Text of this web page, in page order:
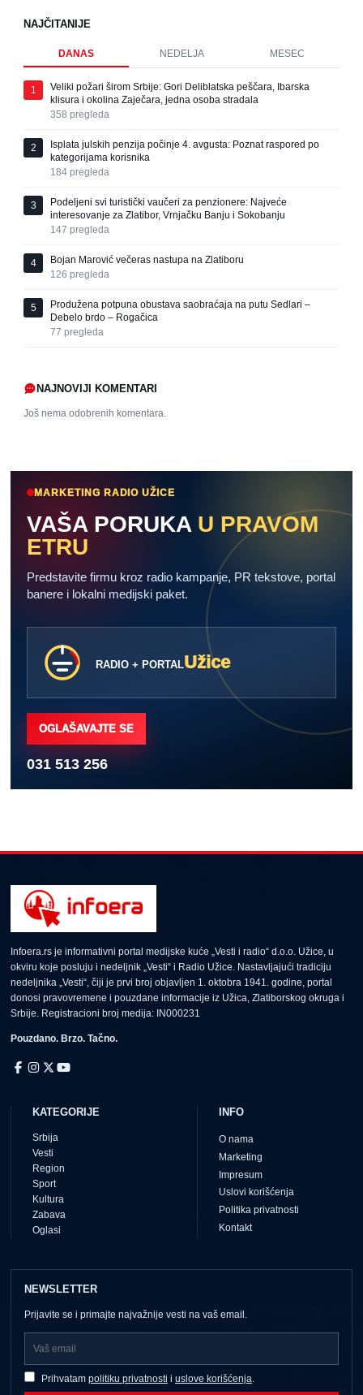
NAJČITANIJE
DANAS NEDELJA MESEC
1
Veliki požari širom Srbije: Gori Deliblatska peščara, Ibarska
klisura i okolina Zaječara, jedna osoba stradala
358 pregleda
2
Isplata julskih penzija počinje 4. avgusta: Poznat raspored po
kategorijama korisnika
184 pregleda
3
Podeljeni svi turistički vaučeri za penzionere: Najveće
interesovanje za Zlatibor, Vrnjačku Banju i Sokobanju
147 pregleda
4
Bojan Marović večeras nastupa na Zlatiboru
126 pregleda
5
Produžena potpuna obustava saobraćaja na putu Sedlari –
Debelo brdo – Rogačica
77 pregleda
NAJNOVIJI KOMENTARI
Još nema odobrenih komentara.
MARKETING RADIO UŽICE
VAŠA PORUKA U PRAVOM
ETRU
Predstavite firmu kroz radio kampanje, PR tekstove, portal
banere i lokalni medijski paket.
RADIO + PORTALUžice
OGLAŠAVAJTE SE
031 513 256
Infoera.rs je informativni portal medijske kuće „Vesti i radio“ d.o.o. Užice, u
okviru koje posluju i nedeljnik „Vesti“ i Radio Užice. Nastavljajući tradiciju
nedeljnika „Vesti“, čiji je prvi broj objavljen 1. oktobra 1941. godine, portal
donosi pravovremene i pouzdane informacije iz Užica, Zlatiborskog okruga i
Srbije. Registracioni broj medija: IN000231
Pouzdano. Brzo. Tačno.
KATEGORIJE
Srbija
Vesti
Region
Sport
Kultura
Zabava
Oglasi
INFO
O nama
Marketing
Impresum
Uslovi korišćenja
Politika privatnosti
Kontakt
NEWSLETTER
Prijavite se i primajte najvažnije vesti na vaš email.
Prihvatam politiku privatnosti i uslove korišćenja